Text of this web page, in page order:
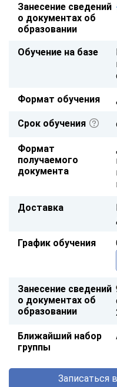
Занесение сведений
о документах об
образовании
Обучение на базе
Формат обучения
Срок обучения
Формат
получаемого
документа
Доставка
График обучения
Занесение сведений
о документах об
образовании
Ближайший набор
группы
Записаться